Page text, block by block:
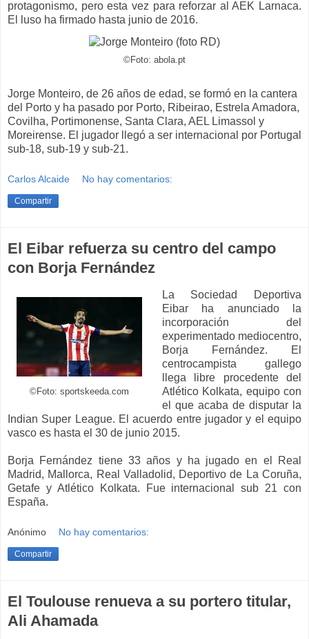
protagonismo, pero esta vez para reforzar al AEK Larnaca.
El luso ha firmado hasta junio de 2016.
©Foto: abola.pt
Jorge Monteiro, de 26 años de edad, se formó en la cantera
del Porto y ha pasado por Porto, Ribeirao, Estrela Amadora,
Covilha, Portimonense, Santa Clara, AEL Limassol y
Moreirense. El jugador llegó a ser internacional por Portugal
sub-18, sub-19 y sub-21.
Carlos Alcaide No hay comentarios:
Compartir
El Eibar refuerza su centro del campo
con Borja Fernández
©Foto: sportskeeda.com
La Sociedad Deportiva
Eibar ha anunciado la
incorporación del
experimentado mediocentro,
Borja Fernández. El
centrocampista gallego
llega libre procedente del
Atlético Kolkata, equipo con
el que acaba de disputar la
Indian Super League. El acuerdo entre jugador y el equipo
vasco es hasta el 30 de junio 2015.
Borja Fernández tiene 33 años y ha jugado en el Real
Madrid, Mallorca, Real Valladolid, Deportivo de La Coruña,
Getafe y Atlético Kolkata. Fue internacional sub 21 con
España.
Anónimo No hay comentarios:
Compartir
El Toulouse renueva a su portero titular,
Ali Ahamada